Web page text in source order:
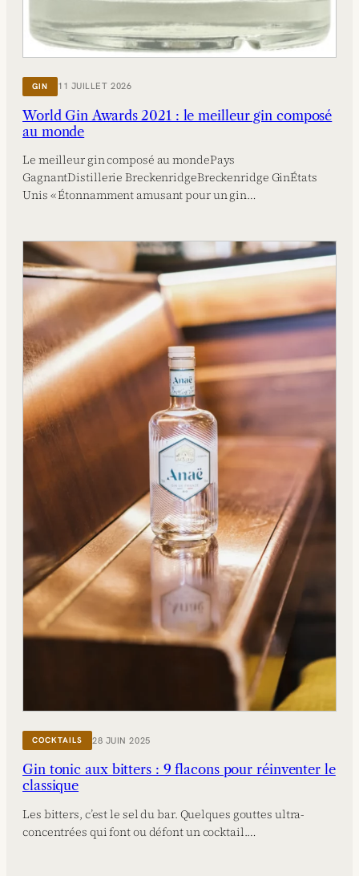
GIN 11 JUILLET 2026
World Gin Awards 2021 : le meilleur gin composé
au monde
Le meilleur gin composé au mondePays
GagnantDistillerie BreckenridgeBreckenridge GinÉtats
Unis « Étonnamment amusant pour un gin…
COCKTAILS 28 JUIN 2025
Gin tonic aux bitters : 9 flacons pour réinventer le
classique
Les bitters, c’est le sel du bar. Quelques gouttes ultra-
concentrées qui font ou défont un cocktail.…